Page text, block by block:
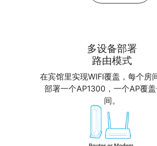
多设备部署
路由模式
在宾馆里实现WIFI覆盖，每个房
部署一个AP1300，一个AP覆
间。